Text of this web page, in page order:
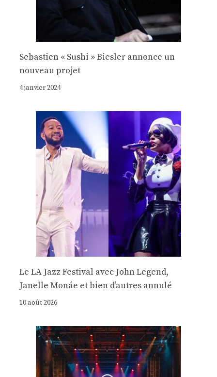
Sebastien « Sushi » Biesler annonce un
nouveau projet
4 janvier 2024
Le LA Jazz Festival avec John Legend,
Janelle Monáe et bien d’autres annulé
10 août 2026